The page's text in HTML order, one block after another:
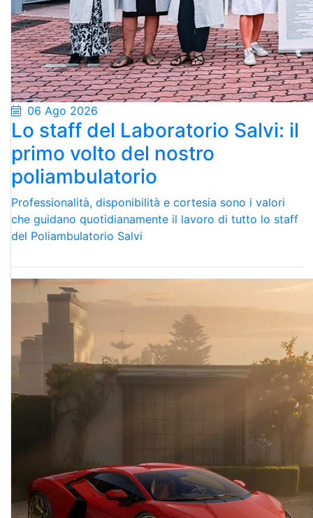
06 Ago 2026
Lo staff del Laboratorio Salvi: il
primo volto del nostro
poliambulatorio
Professionalità, disponibilità e cortesia sono i valori
che guidano quotidianamente il lavoro di tutto lo staff
del Poliambulatorio Salvi